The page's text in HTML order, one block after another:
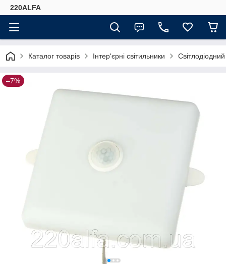
220ALFA
Каталог товарів Інтер'єрні світильники
–7%